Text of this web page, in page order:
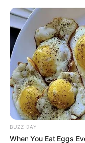
BUZZ DAY
When You Eat Eggs